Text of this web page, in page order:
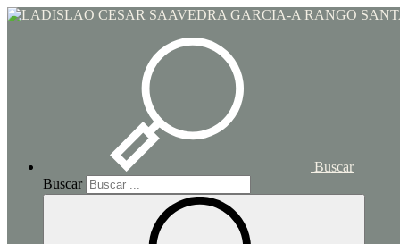
Buscar
Buscar
Toggle navigation